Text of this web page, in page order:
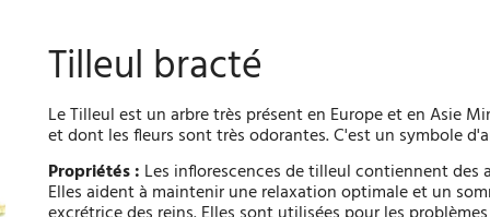
Tilleul bracté
Le Tilleul est un arbre très présent en Europe et en Asie
et dont les fleurs sont très odorantes. C'est un symbole
Propriétés : Les inflorescences de tilleul contiennent
Elles aident à maintenir une relaxation optimale et un